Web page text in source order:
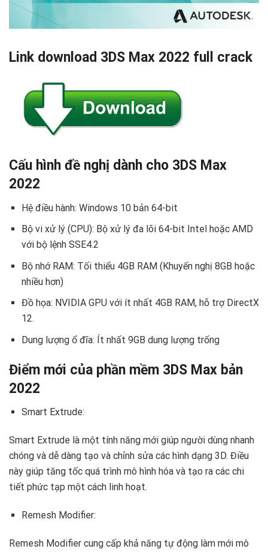
Link download 3DS Max 2022 full crack
Cấu hình đề nghị dành cho 3DS Max
2022
Hệ điều hành: Windows 10 bản 64-bit
Bộ vi xử lý (CPU): Bộ xử lý đa lõi 64-bit Intel hoặc AMD
với bộ lệnh SSE4.2
Bộ nhớ RAM: Tối thiểu 4GB RAM (Khuyến nghị 8GB hoặc
nhiều hơn)
Đồ họa: NVIDIA GPU với ít nhất 4GB RAM, hỗ trợ DirectX
12.
Dung lượng ổ đĩa: Ít nhất 9GB dung lượng trống
Điểm mới của phần mềm 3DS Max bản
2022
Smart Extrude:
Smart Extrude là một tính năng mới giúp người dùng nhanh
chóng và dễ dàng tạo và chỉnh sửa các hình dạng 3D. Điều
này giúp tăng tốc quá trình mô hình hóa và tạo ra các chi
tiết phức tạp một cách linh hoạt.
Remesh Modifier:
Remesh Modifier cung cấp khả năng tự động làm mới mô